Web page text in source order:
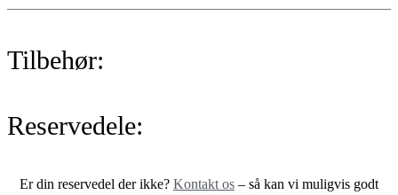
Tilbehør:
Reservedele:
Er din reservedel der ikke? Kontakt os – så kan vi muligvis godt